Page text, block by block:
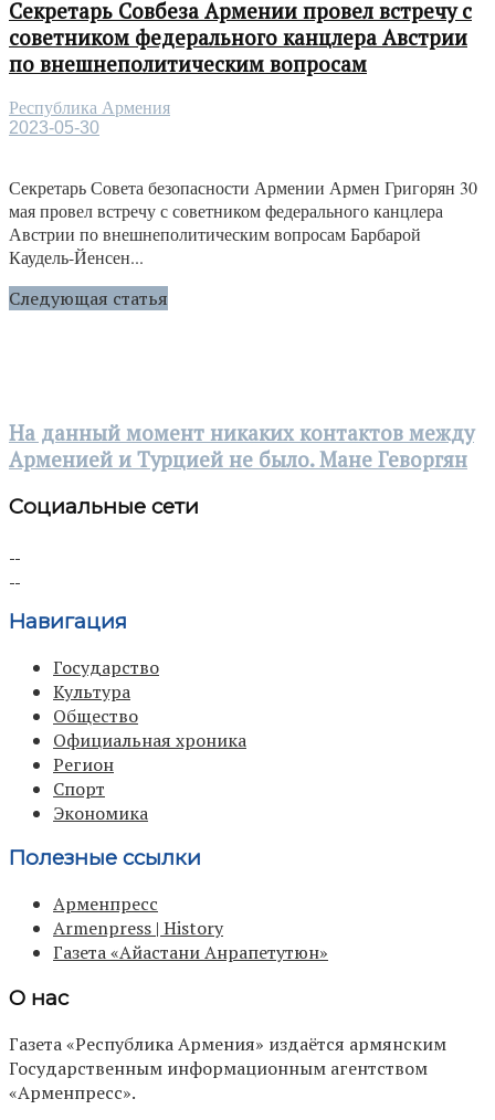
Секретарь Совбеза Армении провел встречу с
советником федерального канцлера Австрии
по внешнеполитическим вопросам
Республика Армения
2023-05-30
Секретарь Совета безопасности Армении Армен Григорян 30
мая провел встречу с советником федерального канцлера
Австрии по внешнеполитическим вопросам Барбарой
Каудель-Йенсен...
Следующая статья
На данный момент никаких контактов между
Арменией и Турцией не было. Мане Геворгян
Социальные сети
Навигация
Государство
Культура
Общество
Официальная хроника
Регион
Спорт
Экономика
Полезные ссылки
Арменпресс
Armenpress | History
Газета «Айастани Анрапетутюн»
О нас
Газета «Республика Армения» издаётся армянским
Государственным информационным агентством
«Арменпресс».